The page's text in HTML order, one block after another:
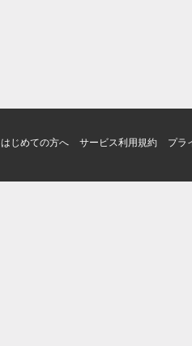
はじめての方へ サービス利用規約 プラ